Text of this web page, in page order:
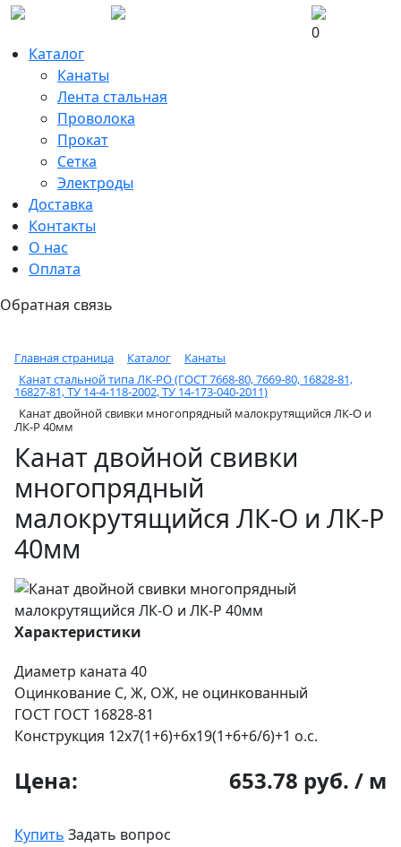
0
Каталог
Канаты
Лента стальная
Проволока
Прокат
Сетка
Электроды
Доставка
Контакты
О нас
Оплата
Обратная связь
Главная страница Каталог
Канаты
Канат стальной типа ЛК-РО (ГОСТ 7668-80, 7669-80, 16828-81,
16827-81, ТУ 14-4-118-2002, ТУ 14-173-040-2011)
Канат двойной свивки многопрядный малокрутящийся ЛК-О и
ЛК-Р 40мм
Канат двойной свивки
многопрядный
малокрутящийся ЛК-О и ЛК-Р
40мм
Характеристики
Диаметр каната 40
Оцинкование С, Ж, ОЖ, не оцинкованный
ГОСТ ГОСТ 16828-81
Конструкция 12х7(1+6)+6х19(1+6+6/6)+1 о.с.
Цена: 653.78 руб. / м
Купить Задать вопрос